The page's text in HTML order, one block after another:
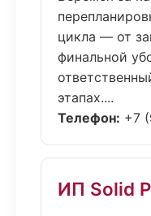
цикла — от
финальной
этапах....
Телефон: +7
ИП Solid